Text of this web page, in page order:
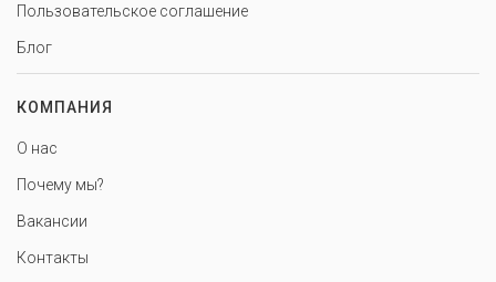
Пользовательское соглашение
Блог
КОМПАНИЯ
О нас
Почему мы?
Вакансии
Контакты